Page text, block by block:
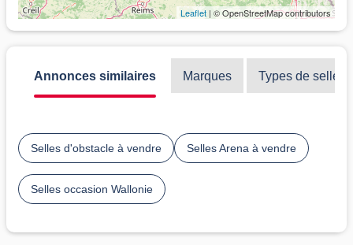
Leaflet | © OpenStreetMap contributors
Annonces similaires Marques Types de selles
Selles d'obstacle à vendre Selles Arena à vendre
Selles occasion Wallonie